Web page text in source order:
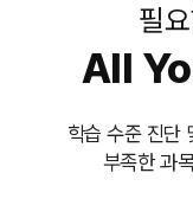
필
All
학습 수준 진단
부족한 과